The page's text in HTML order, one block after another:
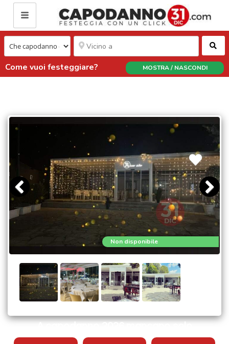
Come vuoi festeggiare? MOSTRA / NASCONDI
Non disponibile